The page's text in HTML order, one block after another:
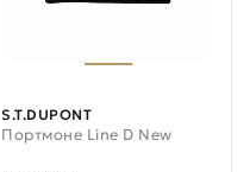
S.T.DUPONT
Портмоне Line D New